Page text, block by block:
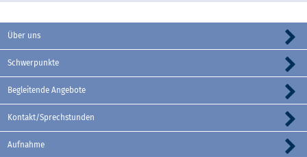
Über uns
Schwerpunkte
Begleitende Angebote
Kontakt/Sprechstunden
Aufnahme